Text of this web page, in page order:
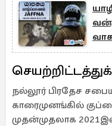
நல்லூர் பிரதேச
காரைமுனங்கில்
முதன்முதலாக